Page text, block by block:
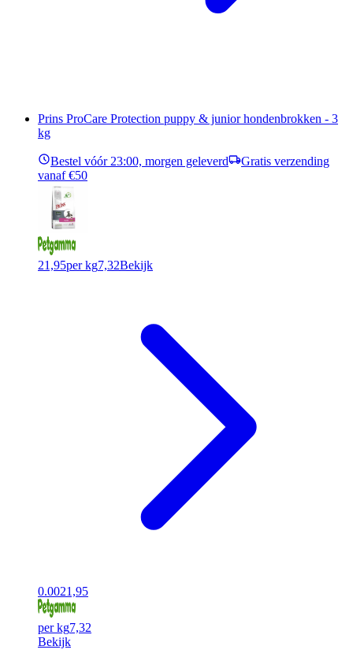
Prins ProCare Protection puppy & junior hondenbrokken - 3
kg
Bestel vóór 23:00, morgen geleverd
Gratis verzending
vanaf €50
21,95per kg7,32Bekijk
0.0021,95
per kg7,32
Bekijk